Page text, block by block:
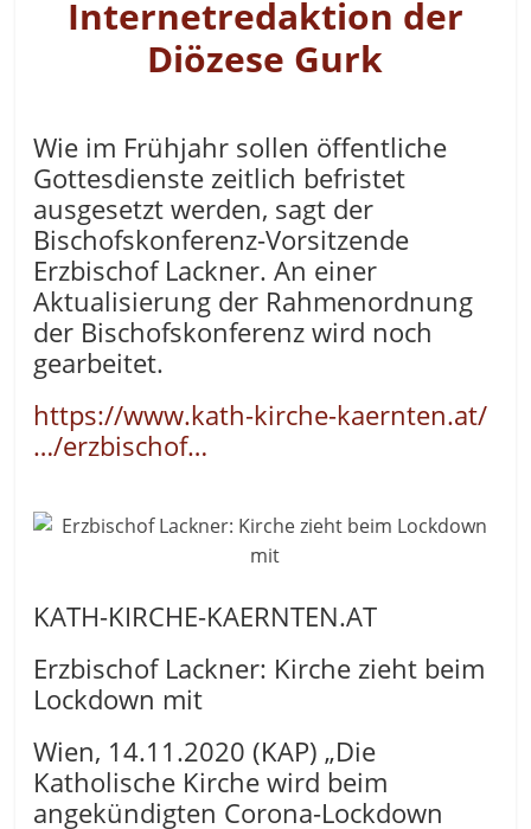
Internetredaktion der
Diözese Gurk
Wie im Frühjahr sollen öffentliche
Gottesdienste zeitlich befristet
ausgesetzt werden, sagt der
Bischofskonferenz-Vorsitzende
Erzbischof Lackner. An einer
Aktualisierung der Rahmenordnung
der Bischofskonferenz wird noch
gearbeitet.
https://www.kath-kirche-kaernten.at/
…/erzbischof…
KATH-KIRCHE-KAERNTEN.AT
Erzbischof Lackner: Kirche zieht beim
Lockdown mit
Wien, 14.11.2020 (KAP) „Die
Katholische Kirche wird beim
angekündigten Corona-Lockdown